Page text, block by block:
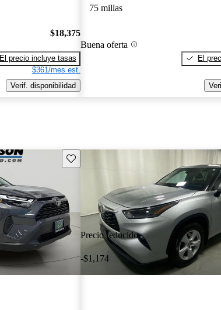
$18,375
El precio incluye tasas
$361/mes est.
Verif. disponibilidad
75 millas
Buena oferta
El
Guarda este Aviso
Precio reducido
-$1,174